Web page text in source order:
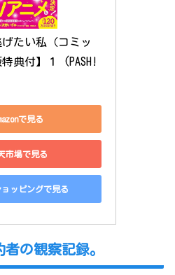
たい私（コミッ
典付】１ (PASH!
で見る
市場で見る
ョッピングで見る
の観察記録。